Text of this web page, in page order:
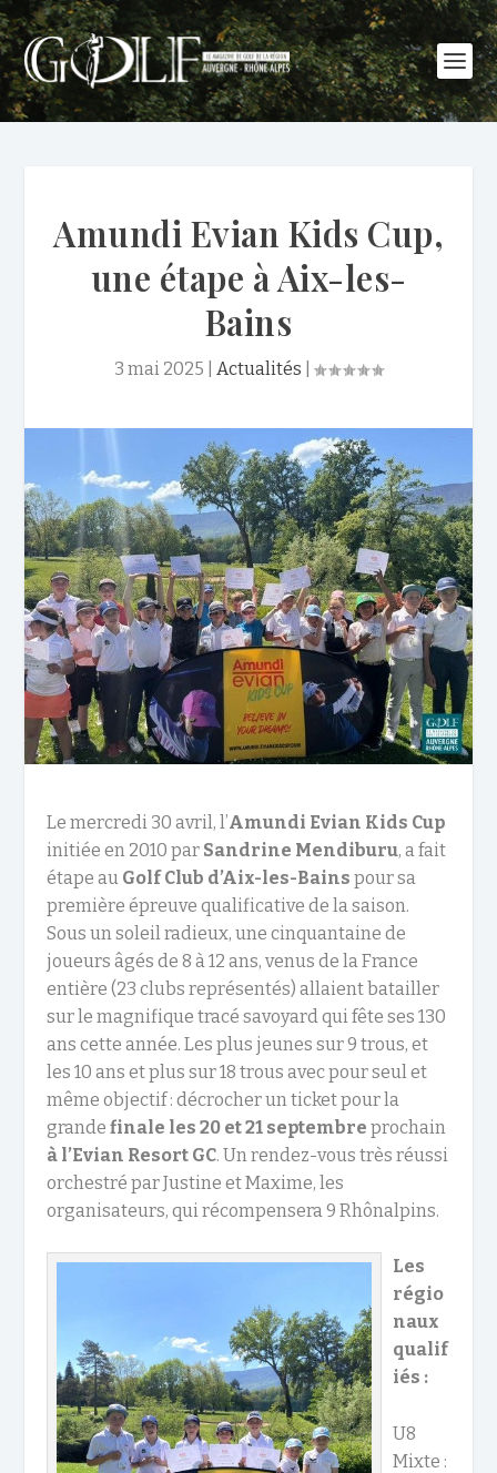
Amundi Evian Kids Cup,
une étape à Aix-les-
Bains
3 mai 2025 Actualités
Le mercredi 30 avril, l’Amundi Evian Kids Cup
initiée en 2010 par Sandrine Mendiburu, a fait
étape au Golf Club d’Aix-les-Bains pour sa
première épreuve qualificative de la saison.
Sous un soleil radieux, une cinquantaine de
joueurs âgés de 8 à 12 ans, venus de la France
entière (23 clubs représentés) allaient batailler
sur le magnifique tracé savoyard qui fête ses 130
ans cette année. Les plus jeunes sur 9 trous, et
les 10 ans et plus sur 18 trous avec pour seul et
même objectif : décrocher un ticket pour la
grandefinale les 20 et 21 septembre prochain
à l’Evian Resort GC. Un rendez-vous très réussi
orchestré par Justine et Maxime, les
organisateurs, qui récompensera 9 Rhônalpins.
Les
régio
naux
qualif
iés :
U8
Mixte :